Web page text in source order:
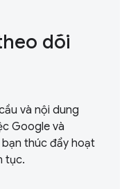
dõi
và nội dung
Google và
thúc đẩy hoạt
tục.